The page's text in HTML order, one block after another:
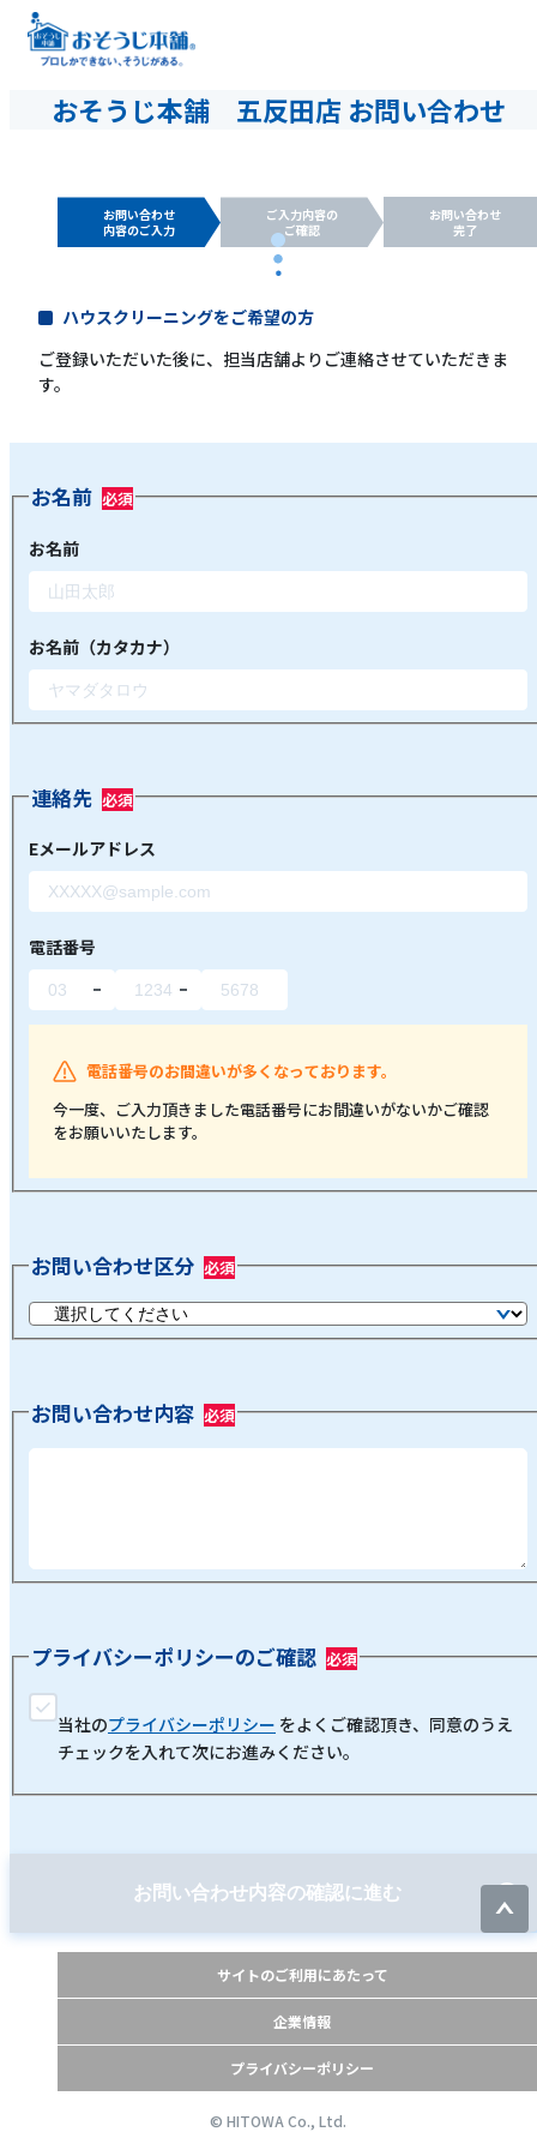
おそうじ本舗 五反田店 お問い合わせ
お問い合わせ
内容のご入力
ご入力内容の
ご確認
お問い合わせ
完了
ハウスクリーニングをご希望の方
ご登録いただいた後に、担当店舗よりご連絡させていただきま
す。
お名前
お名前
お名前（カタカナ）
連絡先
Eメールアドレス
電話番号
電話番号のお間違いが多くなっております。
今一度、ご入力頂きました電話番号にお間違いがないかご確認
をお願いいたします。
お問い合わせ区分
お問い合わせ内容
プライバシーポリシーのご確認
当社のプライバシーポリシー をよくご確認頂き、同意のうえ
チェックを入れて次にお進みください。
お問い合わせ内容の確認に進む
サイトのご利用にあたって
企業情報
プライバシーポリシー
© HITOWA Co., Ltd.